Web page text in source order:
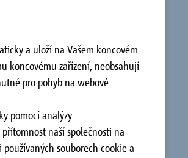
a uloží na Vašem koncovém
koncovému zařízení, neobsahují
pro pohyb na webové
pomocí analýzy
naší společnosti na
souborech cookie a
podporu při
Lahofer
Znojmo, CZ
poskytne